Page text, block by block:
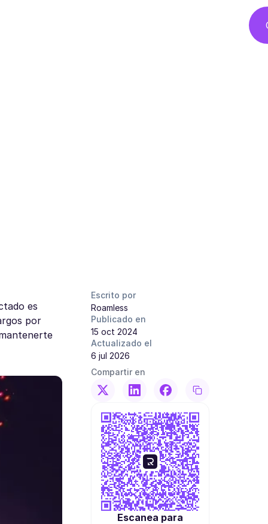
es
por
Escrito por
Roamless
Publicado en
15 oct 2024
Actualizado el
6 jul 2026
Compartir en
Escanea para